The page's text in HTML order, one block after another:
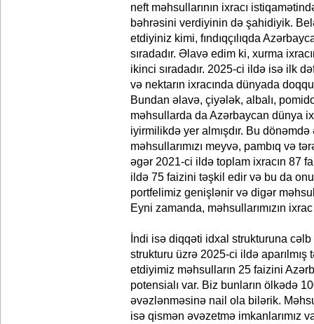
neft məhsullarının ixracı
bəhrəsini verdiyinin də şahidiyik.
etdiyiniz kimi, fındıqçılıqda
sıradadır. Əlavə edim ki, xurma
ikinci sıradadır. 2025-ci ildə isə ilk
və nektarın ixracında dünyada
Bundan əlavə, çiyələk, albalı,
məhsullarda da Azərbaycan dünya
iyirmilikdə yer almışdır. Bu
məhsullarımızı meyvə, pambıq və
əgər 2021-ci ildə toplam ixracın 87
ildə 75 faizini təşkil edir və bu da
portfelimiz genişlənir və digər
Eyni zamanda, məhsullarımızın
İndi isə diqqəti idxal strukturuna
strukturu üzrə 2025-ci ildə
etdiyimiz məhsulların 25 faizini
potensialı var. Biz bunların ölkədə
əvəzlənməsinə nail ola bilərik.
isə qismən əvəzetmə imkanlarımız